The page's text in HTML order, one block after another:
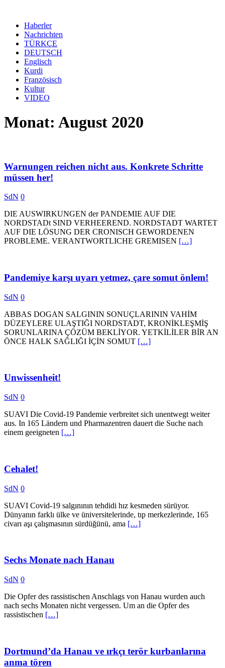
Haberler
Nachrichten
TÜRKÇE
DEUTSCH
Englisch
Kurdi
Französisch
Kultur
VIDEO
Monat: August 2020
Warnungen reichen nicht aus. Konkrete Schritte
müssen her!
SdN 0
DIE AUSWIRKUNGEN der PANDEMIE AUF DIE
NORDSTADt SIND VERHEEREND. NORDSTADT WARTET
AUF DIE LÖSUNG DER CRONISCH GEWORDENEN
PROBLEME. VERANTWORTLICHE GREMISEN […]
Pandemiye karşı uyarı yetmez, çare somut önlem!
SdN 0
ABBAS DOGAN SALGININ SONUÇLARININ VAHİM
DÜZEYLERE ULAŞTIĞI NORDSTADT, KRONİKLEŞMİŞ
SORUNLARINA ÇÖZÜM BEKLİYOR. YETKİLİLER BİR AN
ÖNCE HALK SAĞLIĞI İÇİN SOMUT […]
Unwissenheit!
SdN 0
SUAVI Die Covid-19 Pandemie verbreitet sich unentwegt weiter
aus. In 165 Ländern und Pharmazentren dauert die Suche nach
einem geeigneten […]
Cehalet!
SdN 0
SUAVI Covid-19 salgınının tehdidi hız kesmeden sürüyor.
Dünyanın farklı ülke ve üniversitelerinde, tıp merkezlerinde, 165
civarı aşı çalışmasının sürdüğünü, ama […]
Sechs Monate nach Hanau
SdN 0
Die Opfer des rassistischen Anschlags von Hanau wurden auch
nach sechs Monaten nicht vergessen. Um an die Opfer des
rassistischen […]
Dortmund’da Hanau ve ırkçı terör kurbanlarına
anma tören